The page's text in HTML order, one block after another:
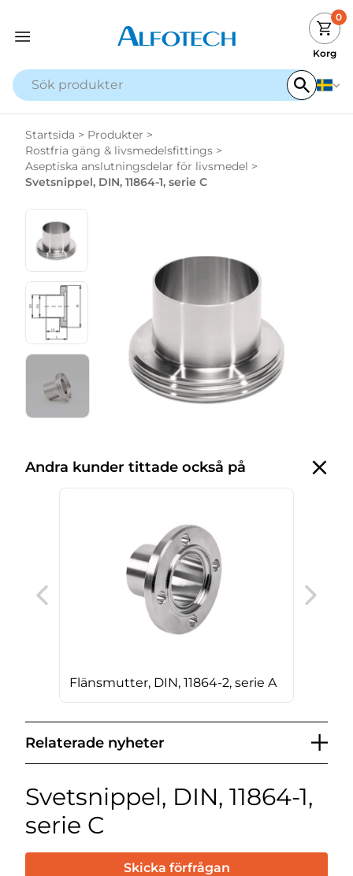
0
Korg
Startsida > Produkter >
Rostfria gäng & livsmedelsfittings >
Aseptiska anslutningsdelar för livsmedel >
Svetsnippel, DIN, 11864-1, serie C
Andra kunder tittade också på
Flänsmutter, DIN, 11864-2, serie A
Relaterade nyheter
Svetsnippel, DIN, 11864-1,
serie C
Skicka förfrågan